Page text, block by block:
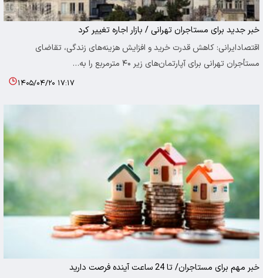
خبر جدید برای مستاجران تهرانی / بازار اجاره تغییر کرد
اقتصادایرانی: کاهش قدرت خرید و افزایش هزینه‌های زندگی، تقاضای
مستأجران تهرانی برای آپارتمان‌های زیر ۴۰ مترمربع را به…
۱۴۰۵/۰۴/۲۰ ۱۷:۱۷
خبر مهم برای مستاجران/ تا 24 ساعت آینده فرصت دارید